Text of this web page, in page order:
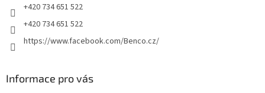
+420 734 651 522
+420 734 651 522
https://www.facebook.com/Benco.cz/
Informace pro vás